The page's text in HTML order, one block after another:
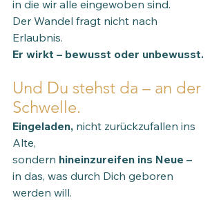
in die wir alle eingewoben sind.
Der Wandel fragt nicht nach
Erlaubnis.
Er wirkt – bewusst oder unbewusst.
Und Du stehst da – an der
Schwelle.
Eingeladen, nicht zurückzufallen ins
Alte,
sondern hineinzureifen ins Neue –
in das, was durch Dich geboren
werden will.